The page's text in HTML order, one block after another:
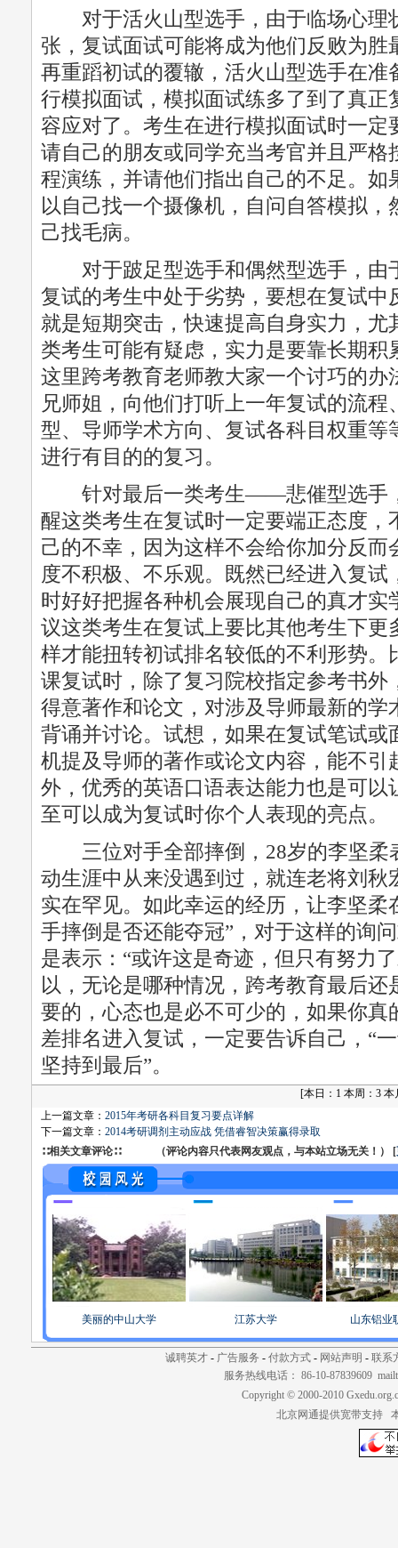
对于活火山型选手，由于临场心理
张，复试面试可能将成为他们反败为胜
再重蹈初试的覆辙，活火山型选手在准
行模拟面试，模拟面试练多了到了真正
容应对了。考生在进行模拟面试时一定
请自己的朋友或同学充当考官并且严格
程演练，并请他们指出自己的不足。如
以自己找一个摄像机，自问自答模拟，
己找毛病。
对于跛足型选手和偶然型选手，由
复试的考生中处于劣势，要想在复试中
就是短期突击，快速提高自身实力，尤
类考生可能有疑虑，实力是要靠长期积
这里跨考教育老师教大家一个讨巧的办
兄师姐，向他们打听上一年复试的流程
型、导师学术方向、复试各科目权重等
进行有目的的复习。
针对最后一类考生——悲催型选手
醒这类考生在复试时一定要端正态度，
己的不幸，因为这样不会给你加分反而
度不积极、不乐观。既然已经进入复试
时好好把握各种机会展现自己的真才实
议这类考生在复试上要比其他考生下更
样才能扭转初试排名较低的不利形势。
课复试时，除了复习院校指定参考书外
得意著作和论文，对涉及导师最新的学
背诵并讨论。试想，如果在复试笔试或
机提及导师的著作或论文内容，能不引
外，优秀的英语口语表达能力也是可以
至可以成为复试时你个人表现的亮点。
三位对手全部摔倒，28岁的李坚柔
动生涯中从来没遇到过，就连老将刘秋
实在罕见。如此幸运的经历，让李坚柔
手摔倒是否还能夺冠”，对于这样的询
是表示：“或许这是奇迹，但只有努力
以，无论是哪种情况，跨考教育最后还
要的，心态也是必不可少的，如果你真
差排名进入复试，一定要告诉自己，“
坚持到最后”。
[本日：1 本周：3
上一篇文章： 2015年考研各科目复习要点详解
下一篇文章： 2014考研调剂主动应战 凭借睿智决策赢得录取
∷相关文章评论∷ （评论内容只代表网友观点，与本站立场无关！） [
美丽的中山大学 江苏大学 山东铝业
诚聘英才- 广告服务 - 付款方式- 网站声明 - 联系
服务热线电话： 86-10-87839609
Copyright © 2000-2010
北京网通提供宽带支持